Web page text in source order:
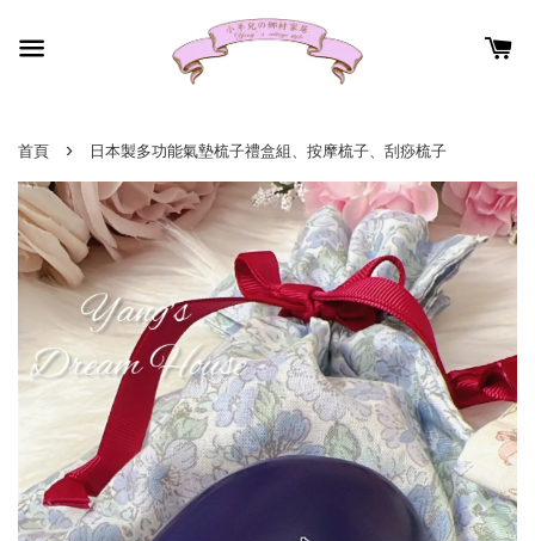
首頁 › 日本製多功能氣墊梳子禮盒組、按摩梳子、刮痧梳子